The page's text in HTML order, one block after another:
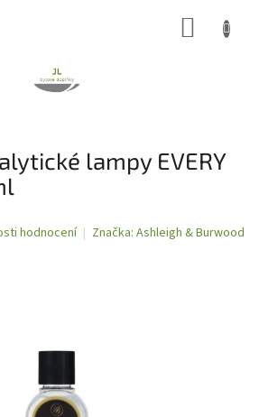
lampy EVERY
hodnocení Značka: Ashleigh & Burwood